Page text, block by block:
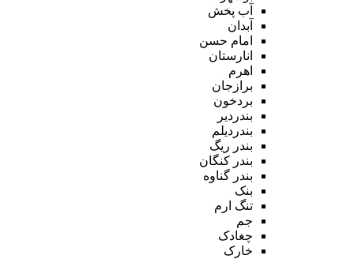
آب پخش
آبدان
امام حسن
انارستان
اهرم
برازجان
بردخون
بندردیر
بندردیلم
بندر ریگ
بندر کنگان
بندر گناوه
بنک
تنگ ارم
جم
چغادک
خارک